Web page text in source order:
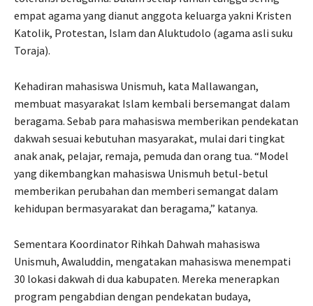
empat agama yang dianut anggota keluarga yakni Kristen
Katolik, Protestan, Islam dan Aluktudolo (agama asli suku
Toraja).
Kehadiran mahasiswa Unismuh, kata Mallawangan,
membuat masyarakat Islam kembali bersemangat dalam
beragama. Sebab para mahasiswa memberikan pendekatan
dakwah sesuai kebutuhan masyarakat, mulai dari tingkat
anak anak, pelajar, remaja, pemuda dan orang tua. “Model
yang dikembangkan mahasiswa Unismuh betul-betul
memberikan perubahan dan memberi semangat dalam
kehidupan bermasyarakat dan beragama,” katanya.
Sementara Koordinator Rihkah Dahwah mahasiswa
Unismuh, Awaluddin, mengatakan mahasiswa menempati
30 lokasi dakwah di dua kabupaten. Mereka menerapkan
program pengabdian dengan pendekatan budaya,